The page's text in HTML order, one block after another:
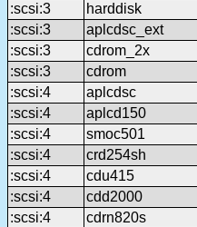
:scsi:3
harddisk
:scsi:3
aplcdsc_ext
:scsi:3
cdrom_2x
:scsi:3
cdrom
:scsi:4
aplcdsc
:scsi:4
aplcd150
:scsi:4
smoc501
:scsi:4
crd254sh
:scsi:4
cdu415
:scsi:4
cdd2000
:scsi:4
cdrn820s